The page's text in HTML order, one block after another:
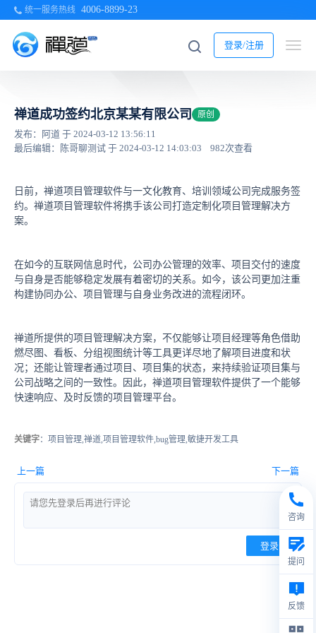
统一服务热线 4006-8899-23
登录/注册
禅道成功签约北京某某有限公司 原创
发布：阿道 于 2024-03-12 13:56:11
最后编辑：陈哥聊测试 于 2024-03-12 14:03:03
982次查看
日前，禅道项目管理软件与一文化教育、培训领域公司完成服务签
约。禅道项目管理软件将携手该公司打造定制化项目管理解决方
案。
在如今的互联网信息时代，公司办公管理的效率、项目交付的速度
与自身是否能够稳定发展有着密切的关系。如今，该公司更加注重
构建协同办公、项目管理与自身业务改进的流程闭环。
禅道所提供的项目管理解决方案，不仅能够让项目经理等角色借助
燃尽图、看板、分组视图统计等工具更详尽地了解项目进度和状
况；还能让管理者通过项目、项目集的状态，来持续验证项目集与
公司战略之间的一致性。因此，禅道项目管理软件提供了一个能够
快速响应、及时反馈的项目管理平台。
关键字：项目管理,禅道,项目管理软件,bug管理,敏捷开发工具
上一篇 下一篇
登录
咨询
提问
反馈